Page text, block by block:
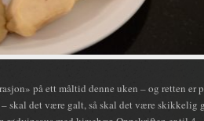
på ett måltid denne uken – og retten er
– skal det være galt, så skal det være skikkelig